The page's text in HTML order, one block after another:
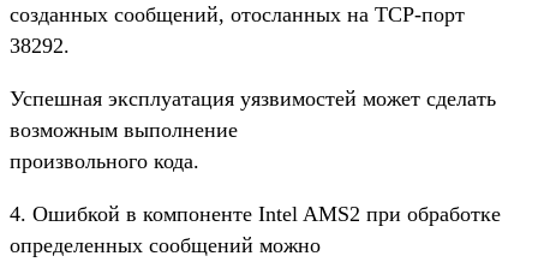
созданных сообщений, отосланных на TCP-порт
38292.
Успешная эксплуатация уязвимостей может сделать
возможным выполнение
произвольного кода.
4. Ошибкой в компоненте Intel AMS2 при обработке
определенных сообщений можно